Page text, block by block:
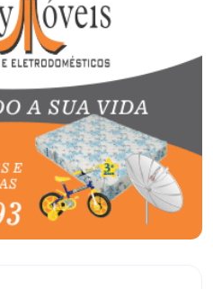
(73)
(7680)
(31962)